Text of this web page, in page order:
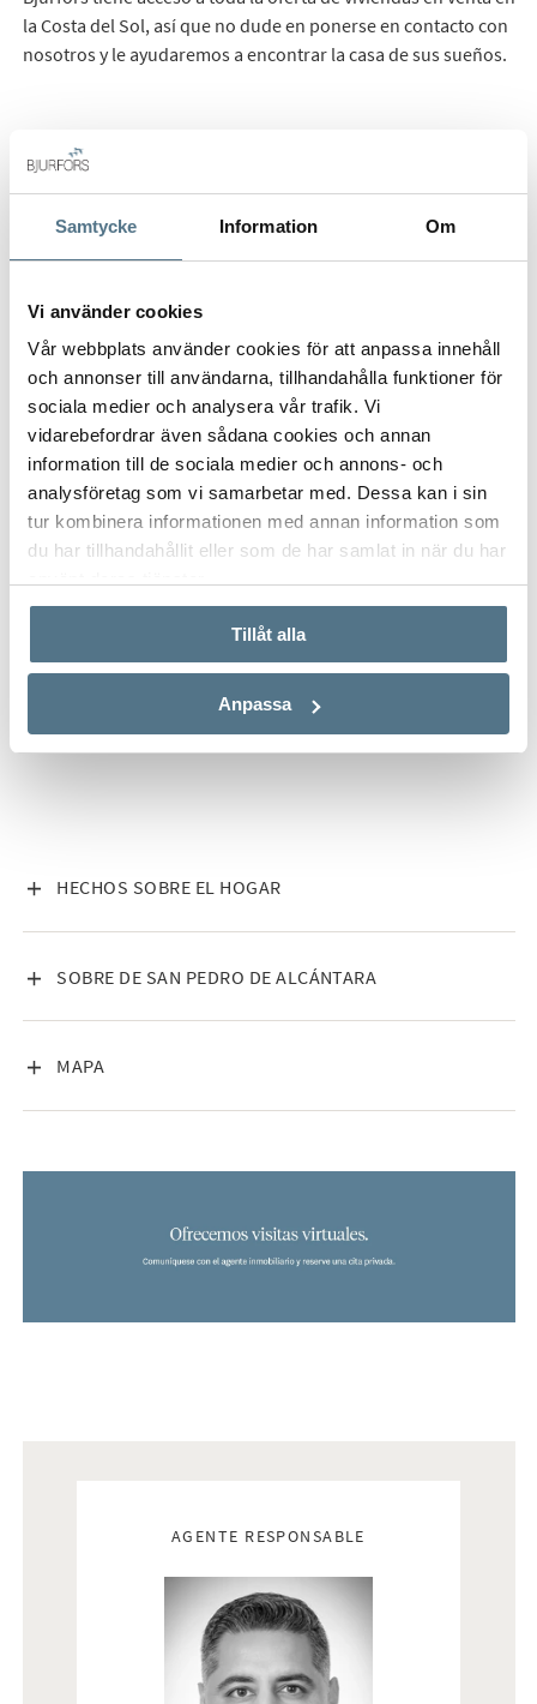
Samtycke Information Om
Vi använder cookies
Vår webbplats använder cookies för att anpassa innehåll
och annonser till användarna, tillhandahålla funktioner för
sociala medier och analysera vår trafik. Vi
vidarebefordrar även sådana cookies och annan
information till de sociala medier och annons- och
analysföretag som vi samarbetar med. Dessa kan i sin
tur kombinera informationen med annan information som
du har tillhandahållit eller som de har samlat in när du har
Tillåt alla
Anpassa
la Costa del Sol, así que no dude en ponerse en contacto con
nosotros y le ayudaremos a encontrar la casa de sus sueños.
TODAS LAS IMÁGENES (14)
HECHOS SOBRE EL HOGAR
VISA INNEHÅLL
SOBRE DE SAN PEDRO DE ALCÁNTARA
VISA INNEHÅLL
MAPA
VISA INNEHÅLL
AGENTE RESPONSABLE